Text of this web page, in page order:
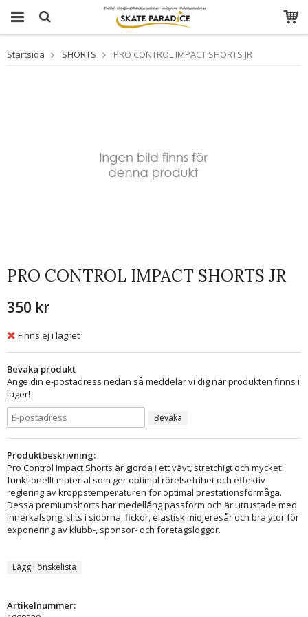
Startsida SHORTS PRO CONTROL IMPACT SHORTS JR
PRO CONTROL IMPACT SHORTS JR
350 kr
Finns ej i lagret
Bevaka produkt
Ange din e-postadress nedan så meddelar vi dig när produkten finns i
lager!
Bevaka
Produktbeskrivning:
Pro Control Impact Shorts är gjorda i ett vävt, stretchigt och mycket
funktionellt material som ger optimal rörelsefrihet och effektiv
reglering av kroppstemperaturen för optimal prestationsförmåga.
Dessa premiumshorts har medellång passform och är utrustade med
innerkalsong, slits i sidorna, fickor, elastisk midjeresår och bra ytor för
exponering av klubb-, sponsor- och företagsloggor.
Lägg i önskelista
Artikelnummer: